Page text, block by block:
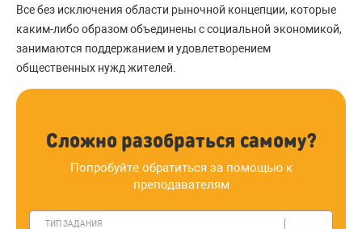
Все без исключения области рыночной концепции, которые
каким-либо образом объединены с социальной экономикой,
занимаются поддержанием и удовлетворением
общественных нужд жителей.
Сложно разобраться самому?
Попробуйте обратиться за помощью к
преподавателям
ТИП ЗАДАНИЯ